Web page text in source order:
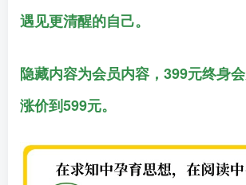
遇见更清醒的自己。
隐藏内容为会员内容，399元终身
涨价到599元。